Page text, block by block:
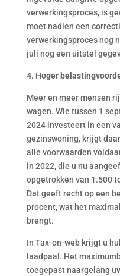
verwerkingsproces, is
moet nadien een
verwerkingsproces nog
juli nog een uitstel
4. Hoger
Meer en meer mensen
wagen. Wie tussen 1
2024 investeert in een
gezinswoning, krijgt
alle voorwaarden
in 2022, die u nu
opgetrokken van 1.500
Dat geeft recht op een
procent, wat het
brengt.
In Tax-on-web krijgt u
laadpaal. Het
toegepast naargelang